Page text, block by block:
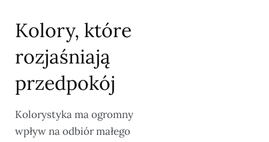
Kolory, które
rozjaśniają
przedpokój
Kolorystyka ma ogromny
wpływ na odbiór małego